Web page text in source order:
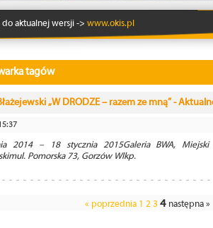
do aktualnej wersji -> www.okis.pl
tagów
„W DRODZE – razem ze mną” -
2014 – 18 stycznia 2015Galeria BWA,
Pomorska 73, Gorzów Wlkp.
« poprzednia 1 2 3 4następna »